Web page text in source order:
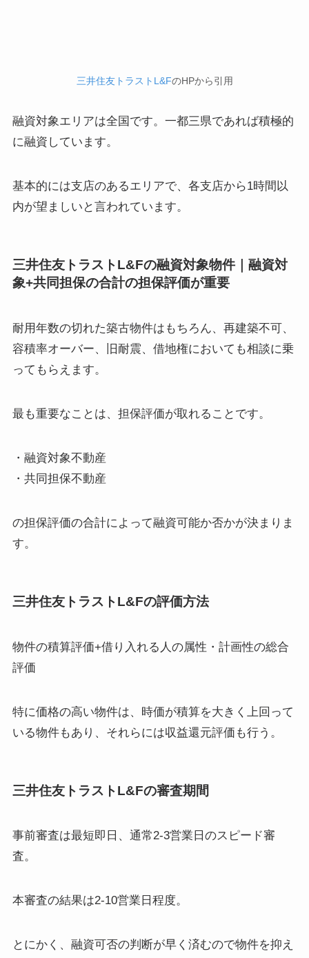
三井住友トラストL&FのHPから引用
融資対象エリアは全国です。一都三県であれば積極的
に融資しています。
基本的には支店のあるエリアで、各支店から1時間以
内が望ましいと言われています。
三井住友トラストL&Fの融資対象物件｜融資対
象+共同担保の合計の担保評価が重要
耐用年数の切れた築古物件はもちろん、再建築不可、
容積率オーバー、旧耐震、借地権においても相談に乗
ってもらえます。
最も重要なことは、担保評価が取れることです。
・融資対象不動産
・共同担保不動産
の担保評価の合計によって融資可能か否かが決まりま
す。
三井住友トラストL&Fの評価方法
物件の積算評価+借り入れる人の属性・計画性の総合
評価
特に価格の高い物件は、時価が積算を大きく上回って
いる物件もあり、それらには収益還元評価も行う。
三井住友トラストL&Fの審査期間
事前審査は最短即日、通常2-3営業日のスピード審
査。
本審査の結果は2-10営業日程度。
とにかく、融資可否の判断が早く済むので物件を抑え